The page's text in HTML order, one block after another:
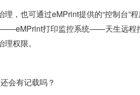
，也可通过eMPrint提供的“控制台”
打印监控系统——天生远程
权限。
会有记载吗？